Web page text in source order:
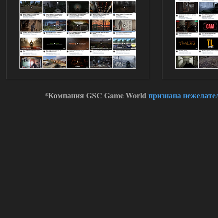
11:00
Stalker-Mods-Clan-su
Глобальный патч от
31.07.2026.
Устанавливать только
поверх финальной версии все в одном
(Standalone Final) от 29.12.2025!
Доступно только для пользователей
*Компания GSC Game Worldпризнана